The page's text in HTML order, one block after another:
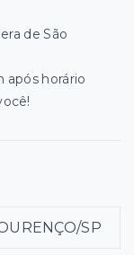
de São
após horário
SP